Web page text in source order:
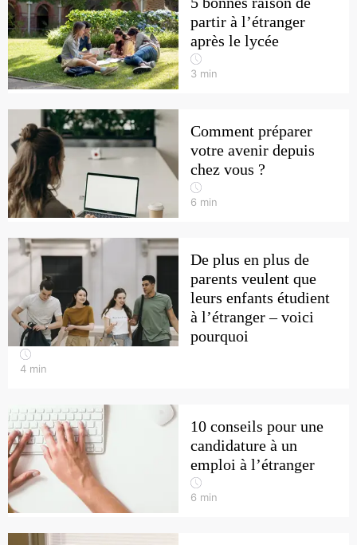
partir à l’étranger
après le lycée
3 min
Comment préparer
votre avenir depuis
chez vous ?
6 min
De plus en plus de
parents veulent que
leurs enfants étudient
à l’étranger – voici
pourquoi
4 min
10 conseils pour une
candidature à un
emploi à l’étranger
6 min